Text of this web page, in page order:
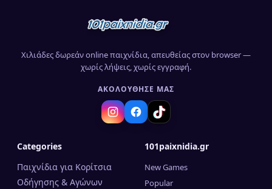
Χιλιάδες δωρεάν online παιχνίδια, απευθείας στον browser —
χωρίς λήψεις, χωρίς εγγραφή.
ΑΚΟΛΟΎΘΗΣΈ ΜΑΣ
Categories
Παιχνίδια για Κορίτσια
Οδήγησης & Αγώνων
101paixnidia.gr
New Games
Popular